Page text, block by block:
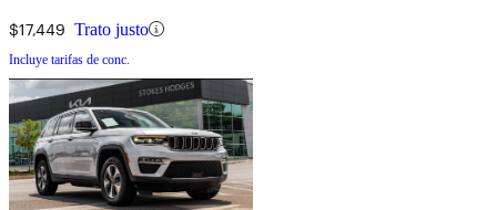
$17,449 Trato justo
Incluye tarifas de conc.